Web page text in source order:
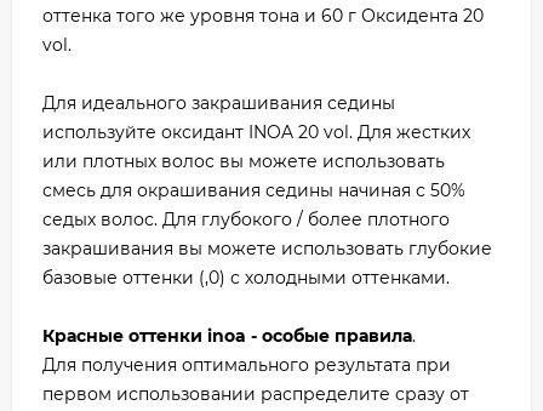
оттенка того же уровня тона и 60 г Оксидента 20
vol.
Для идеального закрашивания седины
используйте оксидант INOA 20 vol. Для жестких
или плотных волос вы можете использовать
смесь для окрашивания седины начиная с 50%
седых волос. Для глубокого / более плотного
закрашивания вы можете использовать глубокие
базовые оттенки (,0) с холодными оттенками.
Красные оттенки inoa - особые правила.
Для получения оптимального результата при
первом использовании распределите сразу от